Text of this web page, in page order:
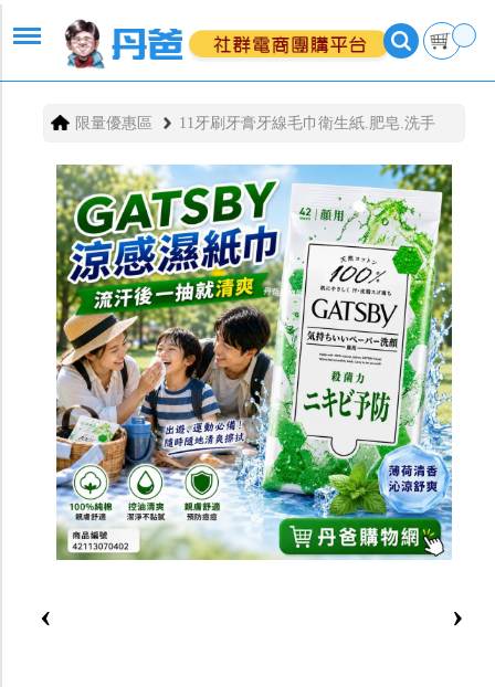
限量優惠區 11牙刷牙膏牙線毛巾衛生紙.肥皂.洗手
‹ ›